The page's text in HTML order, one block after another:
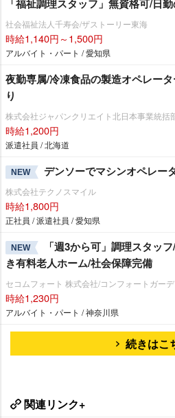
「福祉調理スタッフ」無資格可/日
社会福祉法人千寿会/ザストーリー東海
時給1,140円～1,500円
アルバイト・パート / 愛知県
夜勤専属/冷凍食品の製造オペレー
り
株式会社ジャパンクリエイト北日本事業統括
時給1,200円
派遣社員 / 北海道
NEW デンソーでマシンオペレー
株式会社テクノスマイル
時給1,800円
正社員 / 派遣社員 / 愛知県
NEW
「週3から可」調理スタッ
き有料老人ホーム/社会保障完備
セコムフォート 株式会社/コンフォートガー
時給1,230円
アルバイト・パート / 神奈川県
続きはこ
関連リンク+